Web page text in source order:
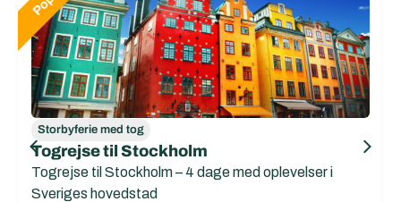
Storbyferie med tog
Togrejse til Stockholm
Togrejse til Stockholm – 4 dage med oplevelser i
Sveriges hovedstad